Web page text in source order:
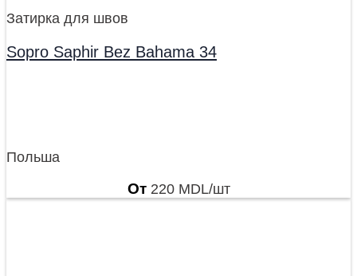
Затирка для швов
Sopro Saphir Bez Bahama 34
Польша
От 220 MDL/шт